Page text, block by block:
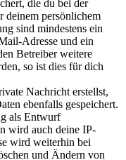
die du bei der
deinem persönlichem
sind mindestens ein
Adresse und ein
Betreiber weitere
so ist dies für dich
Nachricht erstellst,
ebenfalls gespeichert.
als Entwurf
wird auch deine IP-
wird weiterhin bei
und Ändern von